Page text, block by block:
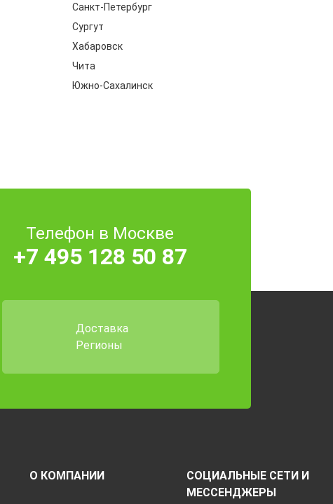
Санкт-Петербург
Сургут
Хабаровск
Чита
Южно-Сахалинск
Телефон в Москве
+7 495 128 50 87
Доставка
Регионы
О КОМПАНИИ
СОЦИАЛЬНЫЕ СЕТИ И
МЕССЕНДЖЕРЫ